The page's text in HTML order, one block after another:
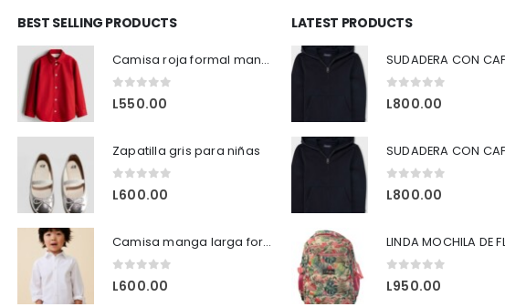
BEST SELLING PRODUCTS
Camisa roja formal manga larga H&M
0out of 5
L550.00
Zapatilla gris para niñas
0out of 5
L600.00
Camisa manga larga formales HyM
0out of 5
L600.00
LATEST PRODUCTS
0out of 5
L800.00
0out of 5
L800.00
LINDA MOCHILA DE
0out of 5
L950.00